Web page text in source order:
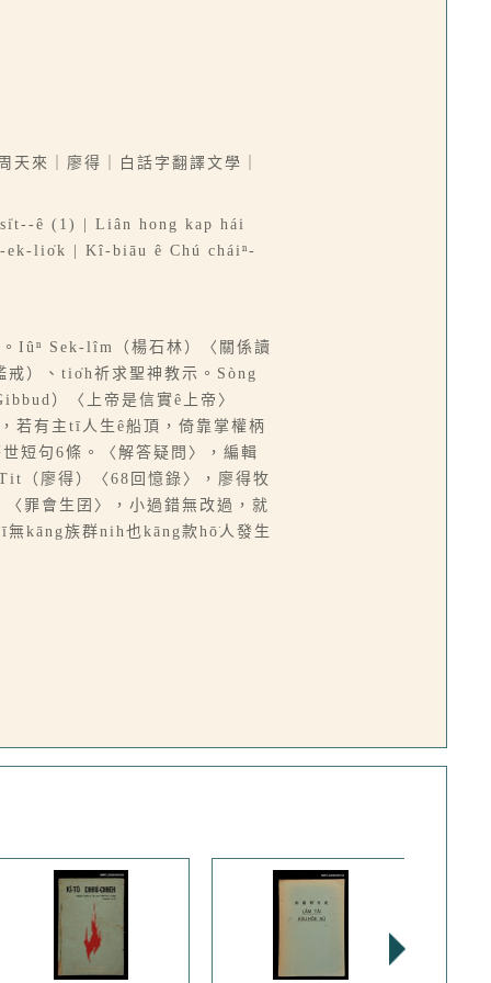
來｜廖得｜白話字翻譯文學｜
ê (1) | Liân hong kap hái
lio̍k | Kî-biāu ê Chú cháiⁿ-
Iûⁿ Sek-lîm（楊石林）〈關係讀
）、tio̍h祈求聖神教示。Sòng
）〈上帝是信實ê上帝〉
若有主tī人生ê船頂，倚靠掌權柄
短句6條。〈解答疑問〉，編輯
（廖得）〈68回憶錄〉，廖得牧
罪會生囝〉，小過錯無改過，就
kāng族群nih也kāng款hō͘人發生